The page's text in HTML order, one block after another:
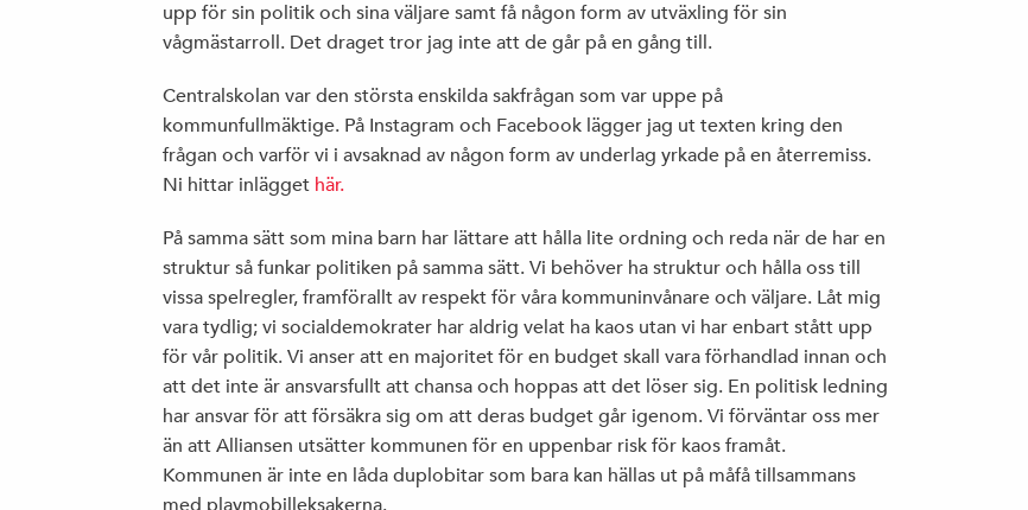
JOHAN EHRENBERG, ETC: ”DITT NYA
KLIMATLIV BLIR INTE ALLS JÄVLIGT”
VALMANIFEST
DET HÄR ÄR VI
VÅRA FÖRTROENDEVALDA 2014-2018
upp för sin politik och sina väljare samt få någon form av utväxling för sin
vågmästarroll. Det draget tror jag inte att de går på en gång till.
Centralskolan var den största enskilda sakfrågan som var uppe på
kommunfullmäktige. På Instagram och Facebook lägger jag ut texten kring den
frågan och varför vi i avsaknad av någon form av underlag yrkade på en återremiss.
Ni hittar inlägget här.
På samma sätt som mina barn har lättare att hålla lite ordning och reda när de har en
struktur så funkar politiken på samma sätt. Vi behöver ha struktur och hålla oss till
vissa spelregler, framförallt av respekt för våra kommuninvånare och väljare. Låt mig
vara tydlig; vi socialdemokrater har aldrig velat ha kaos utan vi har enbart stått upp
för vår politik. Vi anser att en majoritet för en budget skall vara förhandlad innan och
att det inte är ansvarsfullt att chansa och hoppas att det löser sig. En politisk ledning
har ansvar för att försäkra sig om att deras budget går igenom. Vi förväntar oss mer
än att Alliansen utsätter kommunen för en uppenbar risk för kaos framåt.
Kommunen är inte en låda duplobitar som bara kan hällas ut på måfå tillsammans
med playmobilleksakerna.